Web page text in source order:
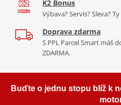
K2 Bonus
Výbava? Servis? Sleva?
Doprava zdarma
S PPL Parcel Smart máš
ZDARMA.
Buďte o jednu stopu blíž k